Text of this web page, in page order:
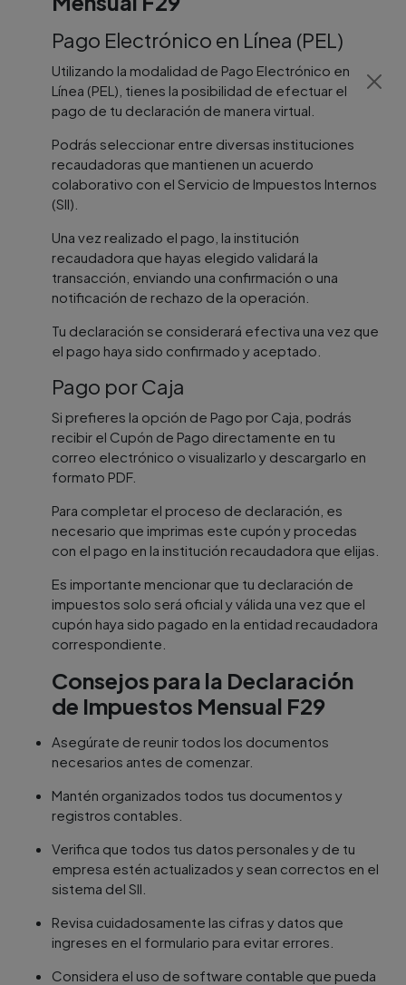
Pago Electrónico en Línea (PEL)
Utilizando la modalidad de Pago Electrónico en
Línea (PEL), tienes la posibilidad de efectuar el
pago de tu declaración de manera virtual.
Podrás seleccionar entre diversas instituciones
recaudadoras que mantienen un acuerdo
colaborativo con el Servicio de Impuestos Internos
(SII).
Una vez realizado el pago, la institución
recaudadora que hayas elegido validará la
transacción, enviando una confirmación o una
notificación de rechazo de la operación.
Tu declaración se considerará efectiva una vez que
el pago haya sido confirmado y aceptado.
Pago por Caja
Si prefieres la opción de Pago por Caja, podrás
recibir el Cupón de Pago directamente en tu
correo electrónico o visualizarlo y descargarlo en
formato PDF.
Para completar el proceso de declaración, es
necesario que imprimas este cupón y procedas
con el pago en la institución recaudadora que elijas.
Es importante mencionar que tu declaración de
impuestos solo será oficial y válida una vez que el
cupón haya sido pagado en la entidad recaudadora
correspondiente.
Consejos para la Declaración
de Impuestos Mensual F29
Asegúrate de reunir todos los documentos
necesarios antes de comenzar.
Mantén organizados todos tus documentos y
registros contables.
Verifica que todos tus datos personales y de tu
empresa estén actualizados y sean correctos en el
sistema del SII.
Revisa cuidadosamente las cifras y datos que
ingreses en el formulario para evitar errores.
Considera el uso de software contable que pueda